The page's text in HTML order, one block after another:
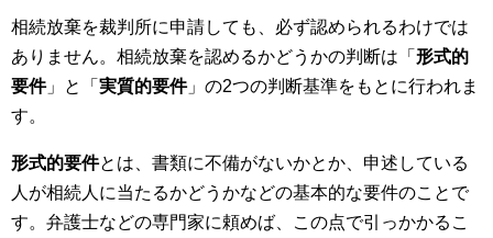
相続放棄を裁判所に申請しても、必ず認められるわけでは
ありません。相続放棄を認めるかどうかの判断は「 形式的
要件」と「 実質的要件」の2つの判断基準をもとに行われま
す。
形式的要件とは、書類に不備がないかとか、申述している
人が相続人に当たるかどうかなどの基本的な要件のことで
す。弁護士などの専門家に頼めば、この点で引っかかるこ